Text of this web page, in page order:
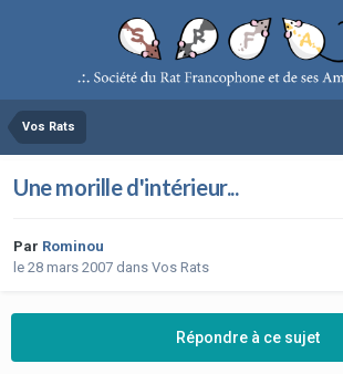
Vos Rats
Une morille d'intérieur...
Par Rominou
le 28 mars 2007 dans Vos Rats
Répondre à ce sujet